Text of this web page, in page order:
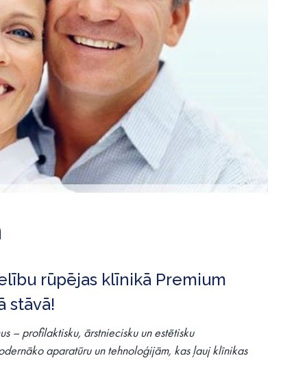
rūpējas klīnikā Premium
stāvā!
– profilaktisku, ārstniecisku un estētisku
aparatūru un tehnoloģijām, kas ļauj klīnikas